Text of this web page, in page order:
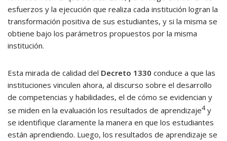
esfuerzos y la ejecución que realiza cada institución logran la
transformación positiva de sus estudiantes, y si la misma se
obtiene bajo los parámetros propuestos por la misma
institución.
Esta mirada de calidad del Decreto 1330 conduce a que las
instituciones vinculen ahora, al discurso sobre el desarrollo
de competencias y habilidades, el de cómo se evidencian y
se miden en la evaluación los resultados de aprendizaje4y
se identifique claramente la manera en que los estudiantes
están aprendiendo. Luego, los resultados de aprendizaje se